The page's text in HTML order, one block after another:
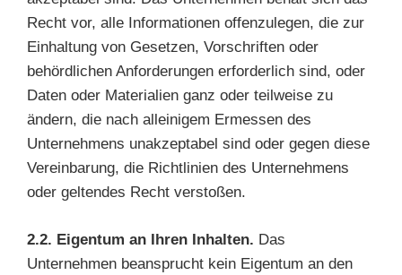
Recht vor, alle Informationen offenzulegen, die zur
Einhaltung von Gesetzen, Vorschriften oder
behördlichen Anforderungen erforderlich sind, oder
Daten oder Materialien ganz oder teilweise zu
ändern, die nach alleinigem Ermessen des
Unternehmens unakzeptabel sind oder gegen diese
Vereinbarung, die Richtlinien des Unternehmens
oder geltendes Recht verstoßen.
2.2. Eigentum an Ihren Inhalten. Das
Unternehmen beansprucht kein Eigentum an den